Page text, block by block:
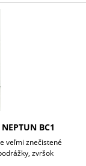
BC1
veľmi znečistené
zvršok